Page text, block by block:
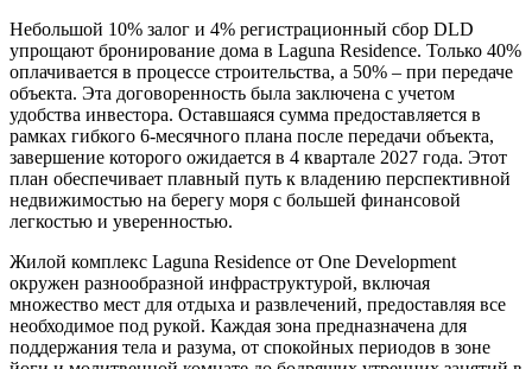
Небольшой 10% залог и 4% регистрационный сбор DLD
упрощают бронирование дома в Laguna Residence. Только 40%
оплачивается в процессе строительства, а 50% – при передаче
объекта. Эта договоренность была заключена с учетом
удобства инвестора. Оставшаяся сумма предоставляется в
рамках гибкого 6-месячного плана после передачи объекта,
завершение которого ожидается в 4 квартале 2027 года. Этот
план обеспечивает плавный путь к владению перспективной
недвижимостью на берегу моря с большей финансовой
легкостью и уверенностью.
Жилой комплекс Laguna Residence от One Development
окружен разнообразной инфраструктурой, включая
множество мест для отдыха и развлечений, предоставляя все
необходимое под рукой. Каждая зона предназначена для
поддержания тела и разума, от спокойных периодов в зоне